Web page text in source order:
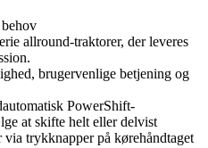
allround-traktorer, der leveres
brugervenlige betjening og
PowerShift-
at skifte helt eller delvist
trykknapper på kørehåndtaget